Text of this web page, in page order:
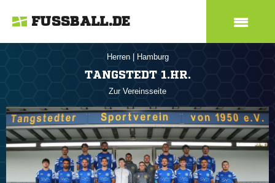
FUSSBALL.DE
Herren Hamburg
TANGSTEDT 1.HR.
Zur Vereinsseite